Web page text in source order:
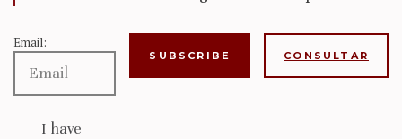
Email:
I have
CONSULTAR